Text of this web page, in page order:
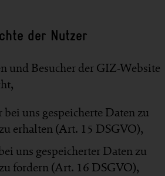
der Nutzer
und Besucher der GIZ-Website
bei uns gespeicherte Daten zu
erhalten (Art. 15 DSGVO),
uns gespeicherter Daten zu
fordern (Art. 16 DSGVO),